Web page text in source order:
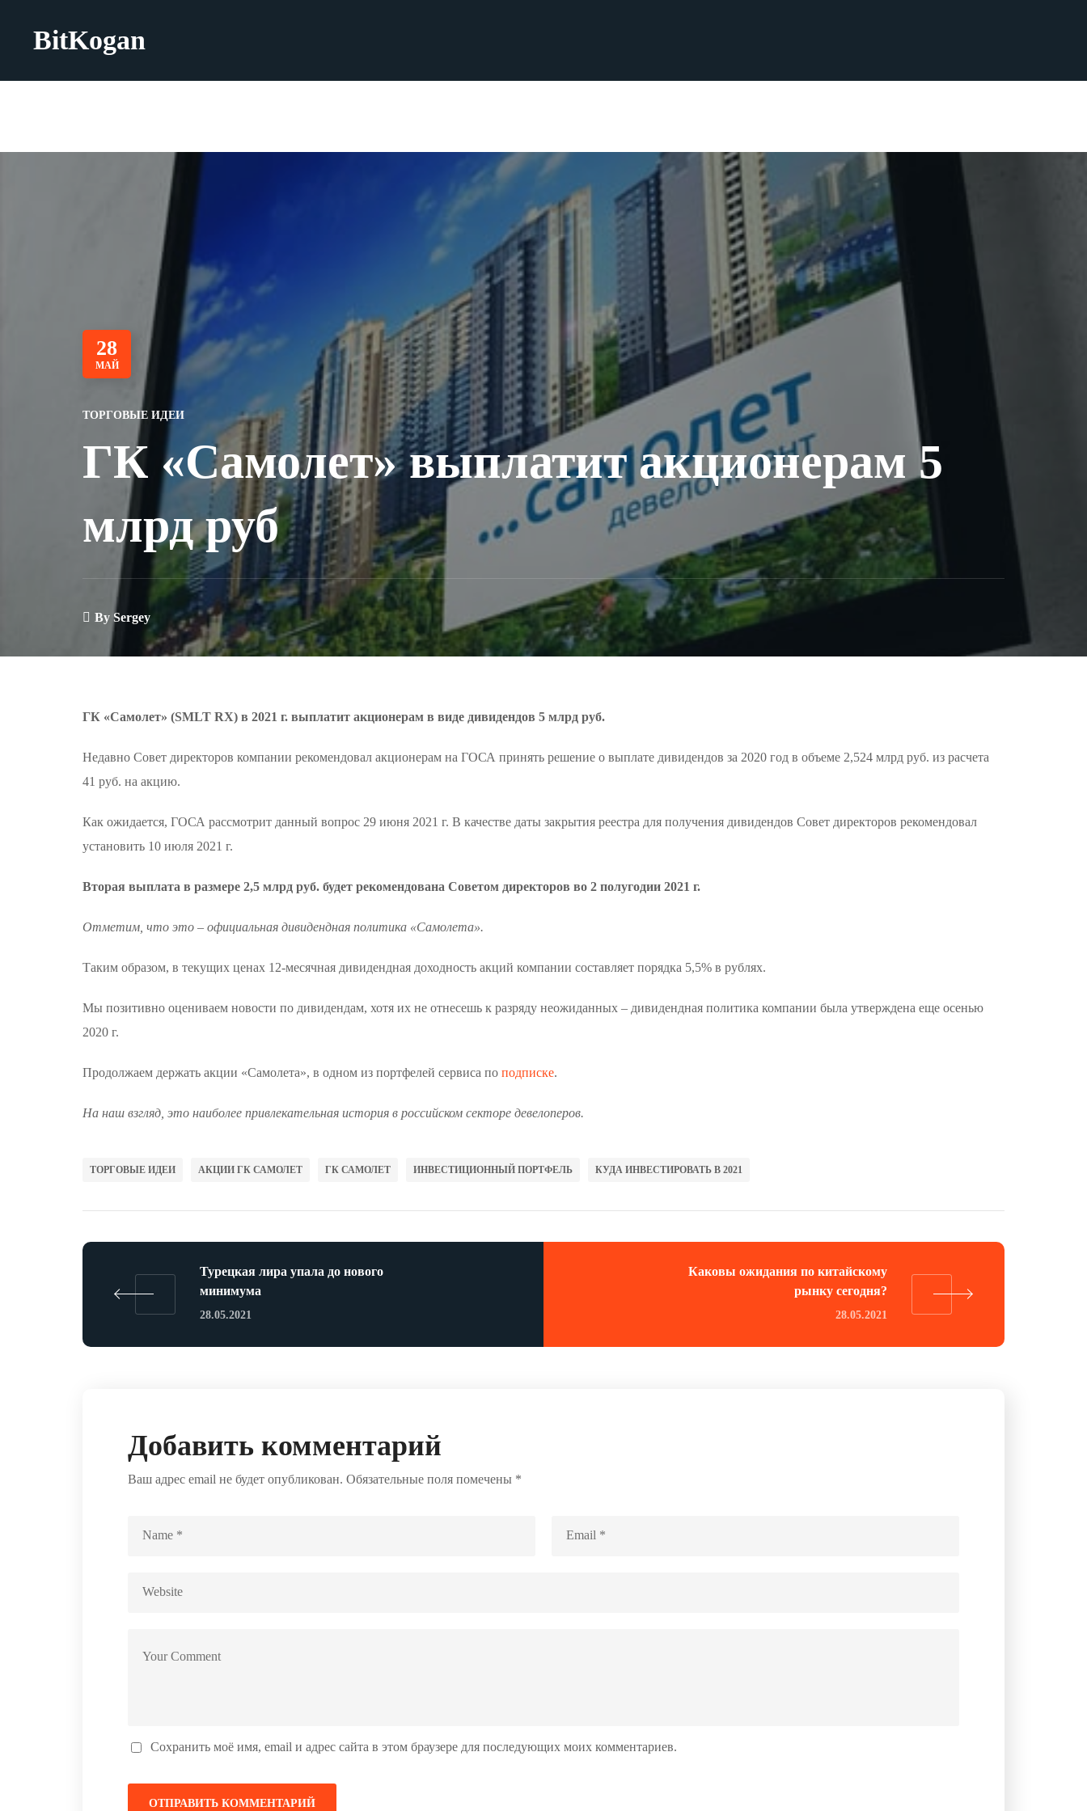
BitKogan
28
МАЙ
ТОРГОВЫЕ ИДЕИ
ГК «Самолет» выплатит акционерам 5
млрд руб
By Sergey
ГК «Самолет» (SMLT RX) в 2021 г. выплатит акционерам в виде дивидендов 5 млрд руб.
Недавно Совет директоров компании рекомендовал акционерам на ГОСА принять решение о выплате дивидендов за 2020 год в объеме 2,524 млрд руб. из расчета
41 руб. на акцию.
Как ожидается, ГОСА рассмотрит данный вопрос 29 июня 2021 г. В качестве даты закрытия реестра для получения дивидендов Совет директоров рекомендовал
установить 10 июля 2021 г.
Вторая выплата в размере 2,5 млрд руб. будет рекомендована Советом директоров во 2 полугодии 2021 г.
Отметим, что это – официальная дивидендная политика «Самолета».
Таким образом, в текущих ценах 12-месячная дивидендная доходность акций компании составляет порядка 5,5% в рублях.
Мы позитивно оцениваем новости по дивидендам, хотя их не отнесешь к разряду неожиданных – дивидендная политика компании была утверждена еще осенью
2020 г.
Продолжаем держать акции «Самолета», в одном из портфелей сервиса по подписке.
На наш взгляд, это наиболее привлекательная история в российском секторе девелоперов.
ТОРГОВЫЕ ИДЕИ АКЦИИ ГК САМОЛЕТ ГК САМОЛЕТ ИНВЕСТИЦИОННЫЙ ПОРТФЕЛЬ КУДА ИНВЕСТИРОВАТЬ В 2021
Турецкая лира упала до нового
минимума
28.05.2021
Каковы ожидания по китайскому
рынку сегодня?
28.05.2021
Добавить комментарий
Ваш адрес email не будет опубликован. Обязательные поля помечены *
Сохранить моё имя, email и адрес сайта в этом браузере для последующих моих комментариев.